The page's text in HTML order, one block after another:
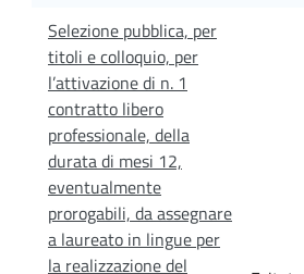
Selezione pubblica, per
titoli e colloquio, per
l’attivazione di n. 1
contratto libero
professionale, della
durata di mesi 12,
eventualmente
prorogabili, da assegnare
a laureato in lingue per
la realizzazione del